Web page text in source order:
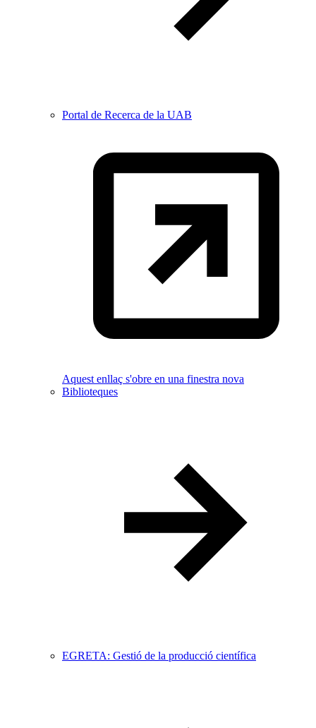
Portal de Recerca de la UAB
Aquest enllaç s'obre en una finestra nova
Biblioteques
EGRETA: Gestió de la producció científica